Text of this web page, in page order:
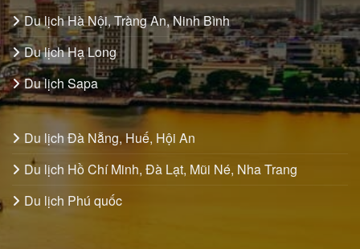
Du lịch Hà Nội, Tràng An, Ninh Bình
Du lịch Hạ Long
Du lịch Sapa
Du lịch Đà Nẵng, Huế, Hội An
Du lịch Hồ Chí Minh, Đà Lạt, Mũi Né, Nha Trang
Du lịch Phú quốc